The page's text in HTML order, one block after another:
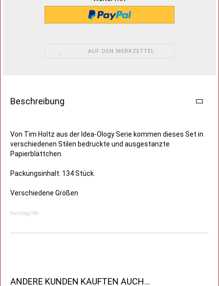
AUF DEN MERKZETTEL
Beschreibung
Von Tim Holtz aus der Idea-Ology Serie kommen dieses Set in
verschiedenen Stilen bedruckte und ausgestanzte
Papierblättchen.
Packungsinhalt: 134 Stück.
Verschiedene Größen
Suchbegriffe:
ANDERE KUNDEN KAUFTEN AUCH...